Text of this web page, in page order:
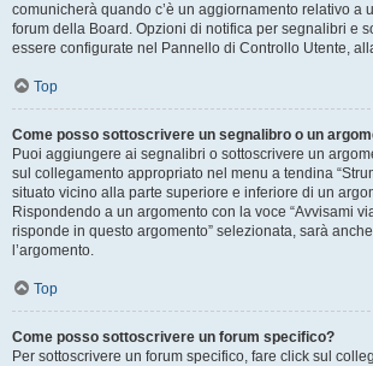
comunicherà quando c’è un aggiornamento relativo a
forum della Board. Opzioni di notifica per segnalibri e
essere configurate nel Pannello di Controllo Utente,
Top
Come posso sottoscrivere un segnalibro o un
Puoi aggiungere ai segnalibri o sottoscrivere un
sul collegamento appropriato nel menu a tendina
situato vicino alla parte superiore e inferiore di un
Rispondendo a un argomento con la voce “Avvisami
risponde in questo argomento” selezionata, sarà
l’argomento.
Top
Come posso sottoscrivere un forum specifico?
Per sottoscrivere un forum specifico, fare click sul